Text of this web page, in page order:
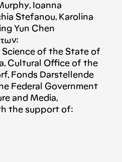
Ioanna
Stefanou, Karolina
Yun Chen
of the State of
Cultural Office of the
Fonds Darstellende
Federal Government
and Media,
the support of: